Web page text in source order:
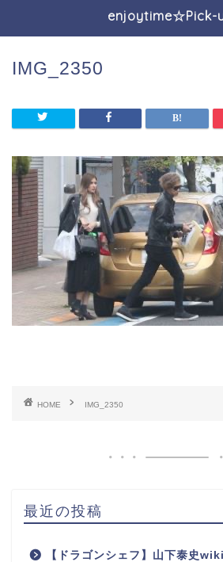
IMG_2350
HOME IMG_2350
最近の投稿
【ドラゴンシェフ】山下泰史